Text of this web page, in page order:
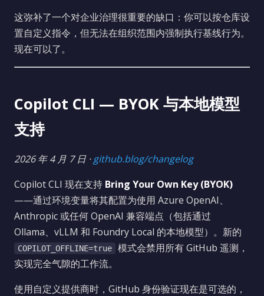
这弥补了一个对企业治理很重要的缺口：你可以按仓库设
置自定义指令，但无法在组织范围内强制执行基线行为。
现在可以了。
Copilot CLI — BYOK 与本地模型
支持
2026 年 4 月 7 日 ·github.blog/changelog
Copilot CLI 现在支持 Bring Your Own Key (BYOK)
——通过环境变量将其配置为使用 Azure OpenAI、
Anthropic 或任何 OpenAI 兼容端点（包括通过
Ollama、vLLM 和 Foundry Local 的本地模型）。新的
COPILOT_OFFLINE=true
模式会禁用所有 GitHub 遥测，
实现完全气隙的工作流。
使用自定义提供商时，GitHub 身份验证现在是可选的，